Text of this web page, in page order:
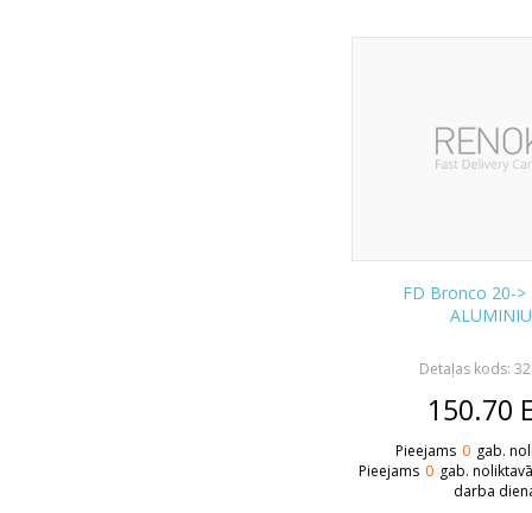
FD Bronco 20->
Detaļas kods:
150.70
Pieejams 0 gab.
Pieejams 0 gab.
darba